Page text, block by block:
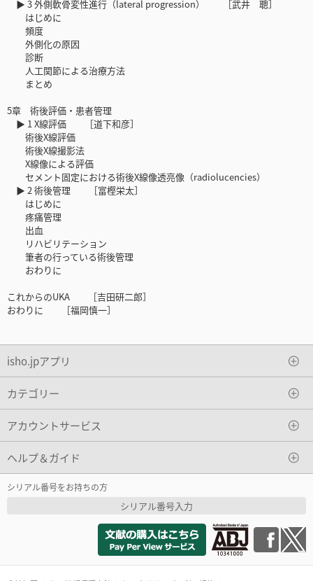
▶ 3 外側軟骨変性進行（lateral progression） ［武井 聰］
はじめに
頻度
外側化の原因
診断
人工関節による治療方法
まとめ
5章 術後評価・患者管理
▶ 1 X線評価 ［道下和彦］
術後X線評価
術後X線撮影法
X線像による評価
セメント固定における術後X線像透亮像（radiolucencies）
▶ 2 術後管理 ［富樫栄太］
はじめに
疼痛管理
出血
リハビリテーション
筆者の行っている術後管理
おわりに
これからのUKA ［吉田研二郎］
おわりに ［福岡慎一］
isho.jpアプリ
カテゴリー
アカウントサービス
ヘルプ＆ガイド
シリアル番号をお持ちの方
シリアル番号入力